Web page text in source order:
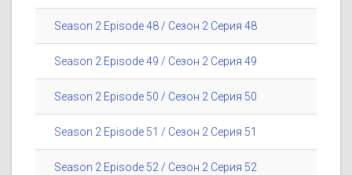
Season 2 Episode 48 / Сезон 2 Серия 48
Season 2 Episode 49 / Сезон 2 Серия 49
Season 2 Episode 50 / Сезон 2 Серия 50
Season 2 Episode 51 / Сезон 2 Серия 51
Season 2 Episode 52 / Сезон 2 Серия 52